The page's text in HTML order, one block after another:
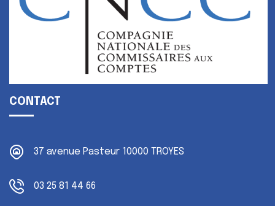
CONTACT
37 avenue Pasteur 10000 TROYES
03 25 81 44 66